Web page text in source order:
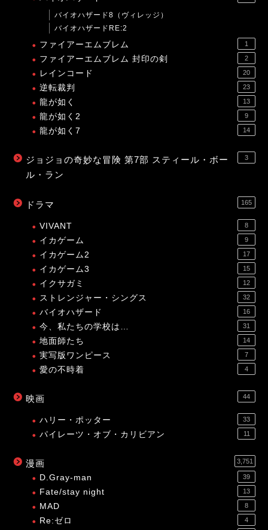
バイオハザード8（ヴィレッジ）
バイオハザードRE:2
ファイアーエムブレム 1
ファイアーエムブレム 封印の剣 2
レインコード 20
逆転裁判 23
龍が如く 13
龍が如く2 9
龍が如く7 14
ジョジョの奇妙な冒険 第7部 スティール・ボー
ル・ラン
3
ドラマ 165
VIVANT 8
イカゲーム 9
イカゲーム2 17
イカゲーム3 15
イクサガミ 12
ストレンジャー・シングス 32
バイオハザード 16
今、私たちの学校は… 31
地面師たち 14
実写版ワンピース 7
愛の不時着 4
映画 44
ハリー・ポッター 33
パイレーツ・オブ・カリビアン 11
漫画 3,751
D.Gray-man 39
Fate/stay night 13
MAD 8
Re:ゼロ 4